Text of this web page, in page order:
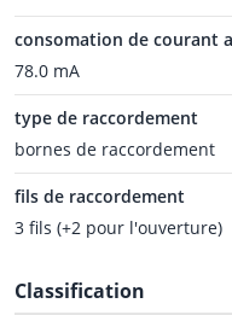
consomation de courant
78.0 mA
type de raccordement
bornes de raccordement
fils de raccordement
3 fils (+2 pour l'ouverture)
Classification